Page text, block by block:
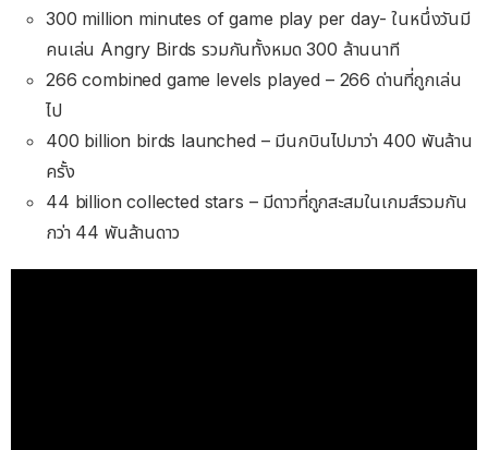
300 million minutes of game play per day- ในหนึ่งวันมี
คนเล่น Angry Birds รวมกันทั้งหมด 300 ล้านนาที
266 combined game levels played – 266 ด่านที่ถูกเล่น
ไป
400 billion birds launched – มีนกบินไปมาว่า 400 พันล้าน
ครั้ง
44 billion collected stars – มีดาวที่ถูกสะสมในเกมส์รวมกัน
กว่า 44 พันล้านดาว